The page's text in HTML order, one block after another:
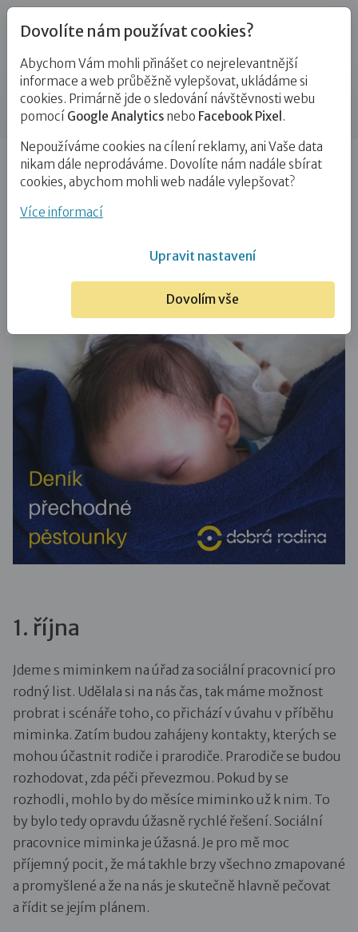
Blog
Příspěvek
Úvod Blog PPPD
Deník přechodné pěstounky (díl
6): Papírování okolo miminka…
Deník přechodné pěstounky (díl 6):
PPPD
1. října
Jdeme s miminkem na úřad za sociální pracovnicí pro
rodný list. Udělala si na nás čas, tak máme možnost
probrat i scénáře toho, co přichází v úvahu v příběhu
miminka. Zatím budou zahájeny kontakty, kterých se
mohou účastnit rodiče i prarodiče. Prarodiče se budou
rozhodovat, zda péči převezmou. Pokud by se
rozhodli, mohlo by do měsíce miminko už k nim. To
by bylo tedy opravdu úžasně rychlé řešení. Sociální
pracovnice miminka je úžasná. Je pro mě moc
příjemný pocit, že má takhle brzy všechno zmapované
a promyšlené a že na nás je skutečně hlavně pečovat
a řídit se jejím plánem.
Dovolíte nám používat cookies?
Abychom Vám mohli přinášet co nejrelevantnější
informace a web průběžně vylepšovat, ukládáme si
cookies. Primárně jde o sledování návštěvnosti webu
pomocí Google Analytics nebo Facebook Pixel .
Nepoužíváme cookies na cílení reklamy, ani Vaše data
nikam dále neprodáváme. Dovolíte nám nadále sbírat
cookies, abychom mohli web nadále vylepšovat?
Více informací
Upravit nastavení
Dovolím vše